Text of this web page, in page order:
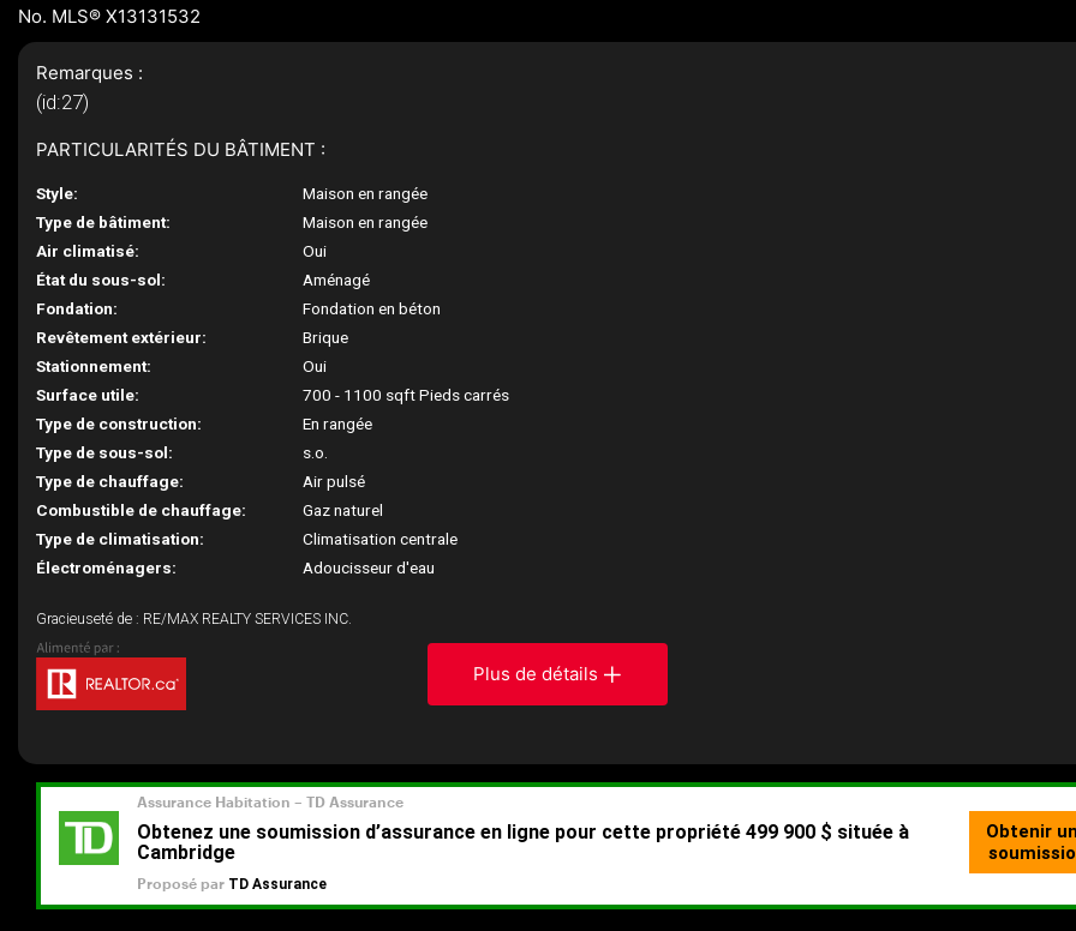
No. MLS® X13131532
Remarques :
(id:27)
PARTICULARITÉS DU BÂTIMENT :
Style:
Maison en rangée
Type de bâtiment:
Maison en rangée
Air climatisé:
Oui
État du sous-sol:
Aménagé
Fondation:
Fondation en béton
Revêtement extérieur:
Brique
Stationnement:
Oui
Surface utile:
700 - 1100 sqft Pieds carrés
Type de construction:
En rangée
Type de sous-sol:
s.o.
Type de chauffage:
Air pulsé
Combustible de chauffage:
Gaz naturel
Type de climatisation:
Climatisation centrale
Électroménagers:
Adoucisseur d'eau
Gracieuseté de : RE/MAX REALTY SERVICES INC.
Plus de détails